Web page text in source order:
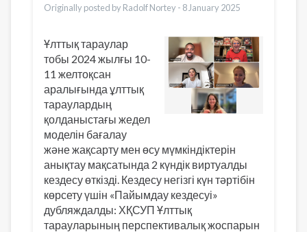
Originally posted by Radolf Nortey - 8 January 2025
Ұлттық тараулар
тобы 2024 жылғы 10-
11 желтоқсан
аралығында ұлттық
тараулардың
қолданыстағы жедел
моделін бағалау
және жақсарту мен өсу мүмкіндіктерін
анықтау мақсатында 2 күндік виртуалды
кездесу өткізді. Кездесу негізгі күн тәртібін
көрсету үшін «Пайымдау кездесуі»
дубляждалды: ХҚСУП Ұлттық
тарауларының перспективалық жоспарын